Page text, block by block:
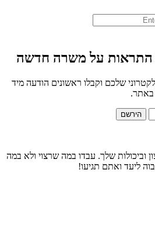
על משרה חדשה
שלכם וקבלו ראשונים הודעה מיד
הירשם
וביכולות שלך. עבדו במה שרצוי ולא במה
ליעד ואתם תגיעו!